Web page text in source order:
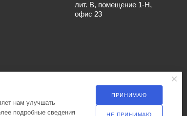
лит. В, помещение 1-Н,
офис 23
нам улучшать
подробные сведения
ПРИНИМАЮ
НЕ ПРИНИМАЮ